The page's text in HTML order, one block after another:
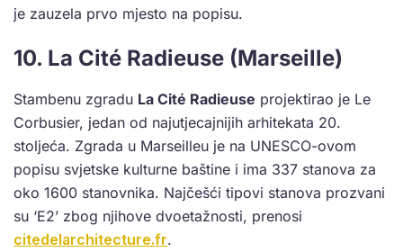
je zauzela prvo mjesto na popisu.
10. La Cité Radieuse (Marseille)
Stambenu zgradu La Cité Radieuse projektirao je Le
Corbusier, jedan od najutjecajnijih arhitekata 20.
stoljeća. Zgrada u Marseilleu je na UNESCO-ovom
popisu svjetske kulturne baštine i ima 337 stanova za
oko 1600 stanovnika. Najčešći tipovi stanova prozvani
su ‘E2’ zbog njihove dvoetažnosti, prenosi
citedelarchitecture.fr.